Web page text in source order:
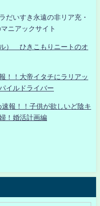
だいすき永遠の非リア充・
ニアックサイト
） ひきこもりニートのオ
！！大帝イタチにラリアッ
イルドライバー
報！！子供が欲しいど陰キ
！婚活計画編